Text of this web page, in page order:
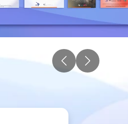
AnteriorSiguiente